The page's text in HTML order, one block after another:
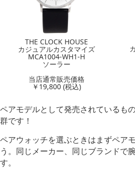
THE CLOCK HOUSE
カジュアルカスタマイズ
MCA1004-WH1-H
ソーラー
当店通常販売価格
￥19,800 (税込)
ペアモデルとして発売されているも
群です！
ペアウォッチを選ぶときはまずペア
う。 同じメーカー、同じブランドで
す。